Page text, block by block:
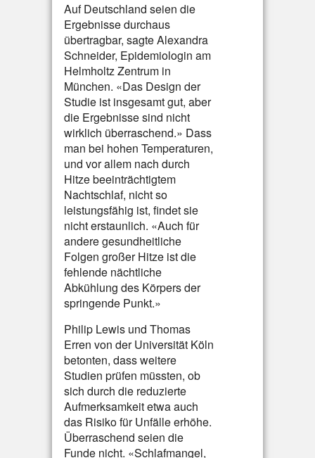
Auf Deutschland seien die
Ergebnisse durchaus
übertragbar, sagte Alexandra
Schneider, Epidemiologin am
Helmholtz Zentrum in
München. «Das Design der
Studie ist insgesamt gut, aber
die Ergebnisse sind nicht
wirklich überraschend.» Dass
man bei hohen Temperaturen,
und vor allem nach durch
Hitze beeinträchtigtem
Nachtschlaf, nicht so
leistungsfähig ist, findet sie
nicht erstaunlich. «Auch für
andere gesundheitliche
Folgen großer Hitze ist die
fehlende nächtliche
Abkühlung des Körpers der
springende Punkt.»
Philip Lewis und Thomas
Erren von der Universität Köln
betonten, dass weitere
Studien prüfen müssten, ob
sich durch die reduzierte
Aufmerksamkeit etwa auch
das Risiko für Unfälle erhöhe.
Überraschend seien die
Funde nicht. «Schlafmangel,